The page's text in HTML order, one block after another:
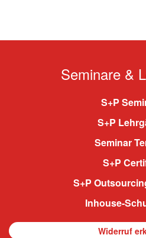
Seminare &
S+P
S+P
Seminar
S+P
S+P
Inhouse-
Widerruf